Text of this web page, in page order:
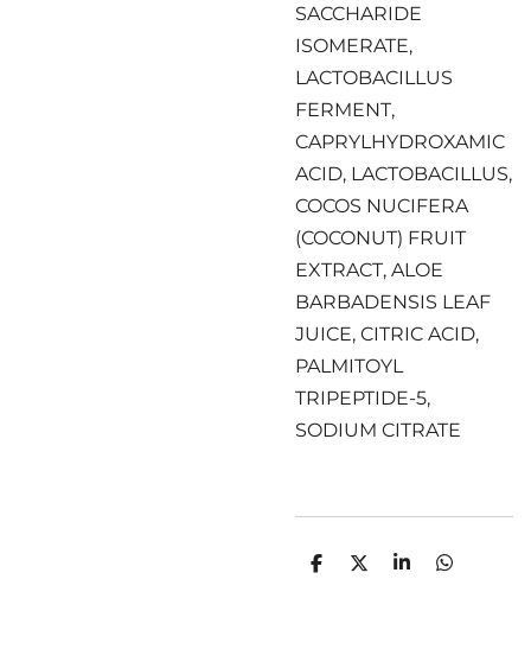
SACCHARIDE
ISOMERATE,
LACTOBACILLUS
FERMENT,
CAPRYLHYDROXAMIC
ACID, LACTOBACILLUS,
COCOS NUCIFERA
(COCONUT) FRUIT
EXTRACT, ALOE
BARBADENSIS LEAF
JUICE, CITRIC ACID,
PALMITOYL
TRIPEPTIDE-5,
SODIUM CITRATE
D
D
S
D